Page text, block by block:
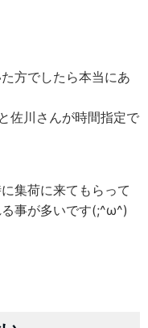
方でしたら本当にあ
佐川さんが時間指定で
集荷に来てもらって
事が多いです(;^ω^)